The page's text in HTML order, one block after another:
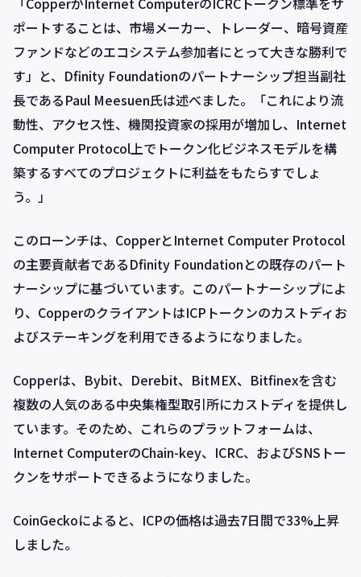
ポートすることは、市場メーカー、トレーダー、暗号資産
ファンドなどのエコシステム参加者にとって大きな勝利で
す」と、Dfinity Foundationのパートナーシップ担当副社
長であるPaul Meesuen氏は述べました。「これにより流
動性、アクセス性、機関投資家の採用が増加し、Internet
Computer Protocol上でトークン化ビジネスモデルを構
築するすべてのプロジェクトに利益をもたらすでしょ
う。」
このローンチは、CopperとInternet Computer Protocol
の主要貢献者であるDfinity Foundationとの既存のパート
ナーシップに基づいています。このパートナーシップによ
り、CopperのクライアントはICPトークンのカストディお
よびステーキングを利用できるようになりました。
Copperは、Bybit、Derebit、BitMEX、Bitfinexを含む
複数の人気のある中央集権型取引所にカストディを提供し
ています。そのため、これらのプラットフォームは、
Internet ComputerのChain-key、ICRC、およびSNSトー
クンをサポートできるようになりました。
CoinGeckoによると、ICPの価格は過去7日間で33%上昇
しました。